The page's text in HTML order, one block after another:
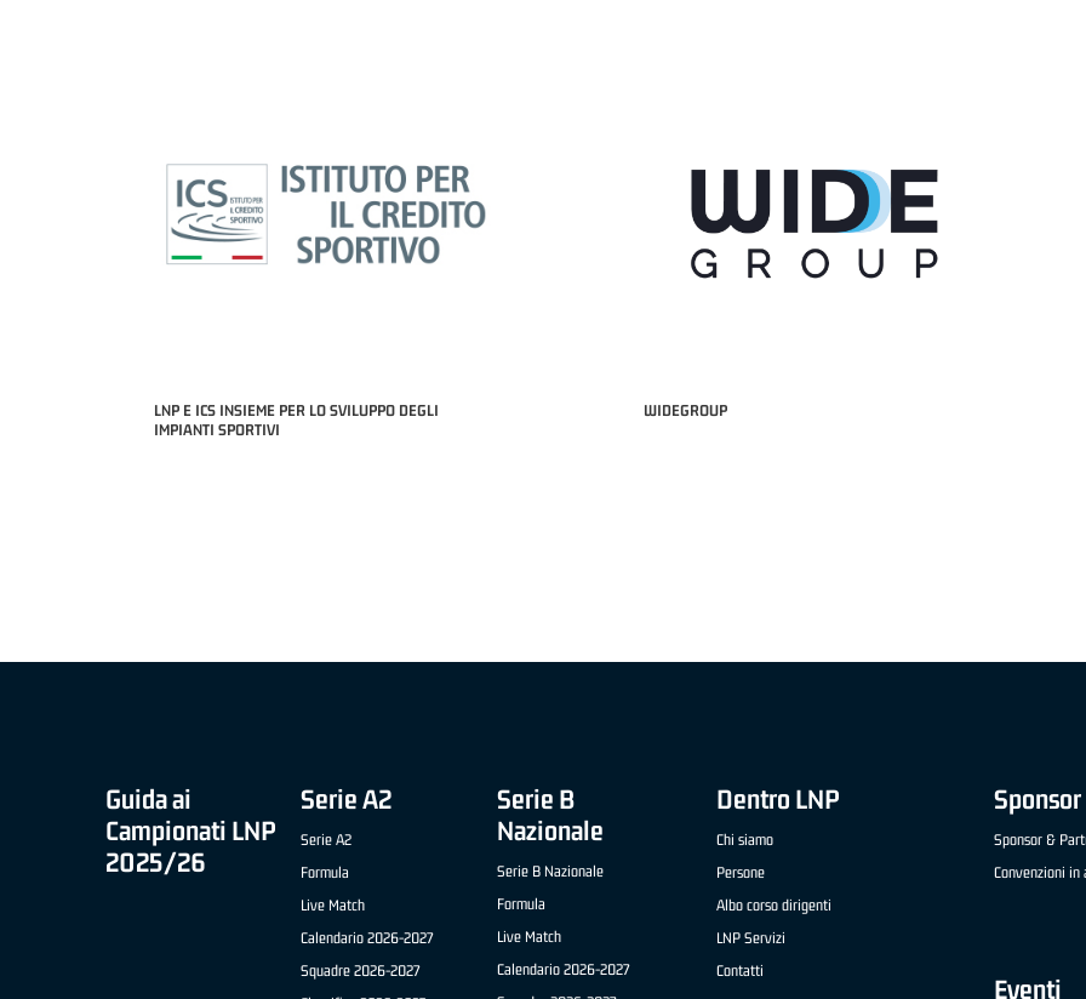
LNP E ICS INSIEME PER LO SVILUPPO DEGLI
IMPIANTI SPORTIVI
WIDEGROUP
Guida ai
Campionati LNP
2025/26
Serie A2
Serie A2
Formula
Live Match
Calendario 2026-2027
Squadre 2026-2027
Serie B
Nazionale
Serie B Nazionale
Formula
Live Match
Calendario 2026-2027
Dentro LNP
Chi siamo
Persone
Albo corso dirigenti
LNP Servizi
Contatti
Sponsor &
Convenzioni in
Eventi